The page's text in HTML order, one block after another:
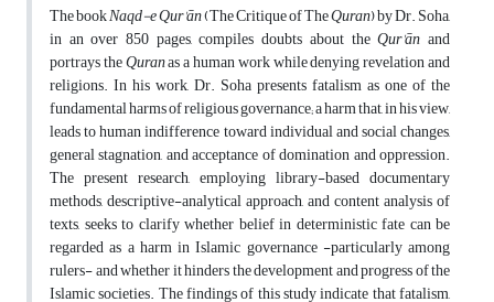
The bookNaqd-e Qur'ān(The Critique of TheQuran) by Dr. Soha,
in an over 850 pages, compiles doubts about theQur'ān and
portrays theQuranas a human work while denying revelation and
religions. In his work, Dr. Soha presents fatalism as one of the
fundamental harms of religious governance; a harm that, in his view,
leads to human indifference toward individual and social changes,
general stagnation, and acceptance of domination and oppression.
The present research, employing library-based documentary
methods, descriptive-analytical approach, and content analysis of
texts, seeks to clarify whether belief in deterministic fate can be
regarded as a harm in Islamic governance -particularly among
rulers- and whether it hinders the development and progress of the
Islamic societies. The findings of this study indicate that fatalism,